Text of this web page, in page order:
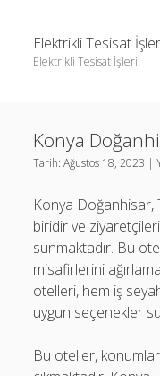
Elektrikli Tesisat
Elektrikli Tesisat İşleri
Linkedin Takipçi
Liste
Sayfa Listesi
Tiktok Yorum Yükseltme
Linkedin Takipçi
Liste
Sayfa Listesi
Tiktok Yorum
Konya
Tarih:Ağustos 18, 2023 |
Konya Doğanhisar,
biridir ve
sunmaktadır. Bu
misafirlerini
otelleri, hem iş
uygun seçenekler
Bu oteller,